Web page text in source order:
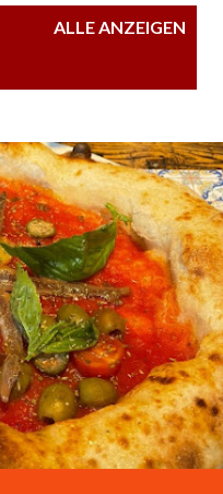
ALLE ANZEIGEN